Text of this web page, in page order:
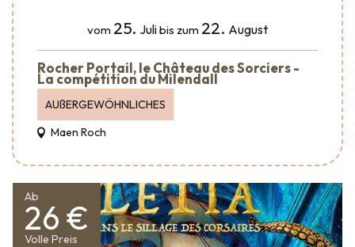
vom 25. Julibis zum 22. August
Rocher Portail, le Château des Sorciers -
La compétition du Milendall
AUßERGEWÖHNLICHES
Maen Roch
Ab
26 €
Volle Preis